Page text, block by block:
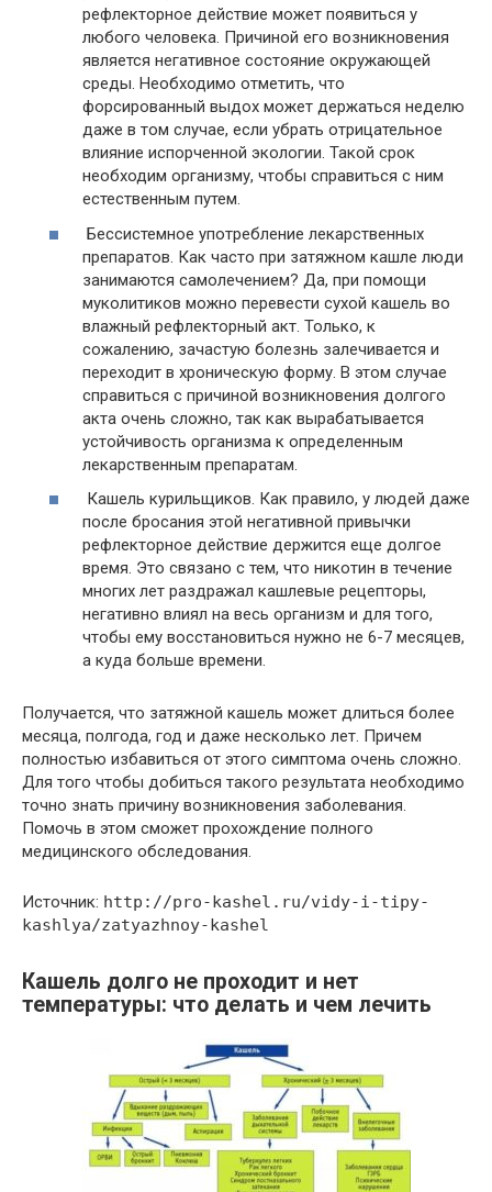
рефлекторное действие может появиться у
любого человека. Причиной его возникновения
является негативное состояние окружающей
среды. Необходимо отметить, что
форсированный выдох может держаться неделю
даже в том случае, если убрать отрицательное
влияние испорченной экологии. Такой срок
необходим организму, чтобы справиться с ним
естественным путем.
Бессистемное употребление лекарственных
препаратов. Как часто при затяжном кашле люди
занимаются самолечением? Да, при помощи
муколитиков можно перевести сухой кашель во
влажный рефлекторный акт. Только, к
сожалению, зачастую болезнь залечивается и
переходит в хроническую форму. В этом случае
справиться с причиной возникновения долгого
акта очень сложно, так как вырабатывается
устойчивость организма к определенным
лекарственным препаратам.
Кашель курильщиков. Как правило, у людей даже
после бросания этой негативной привычки
рефлекторное действие держится еще долгое
время. Это связано с тем, что никотин в течение
многих лет раздражал кашлевые рецепторы,
негативно влиял на весь организм и для того,
чтобы ему восстановиться нужно не 6-7 месяцев,
а куда больше времени.
Получается, что затяжной кашель может длиться более
месяца, полгода, год и даже несколько лет. Причем
полностью избавиться от этого симптома очень сложно.
Для того чтобы добиться такого результата необходимо
точно знать причину возникновения заболевания.
Помочь в этом сможет прохождение полного
медицинского обследования.
Источник: http://pro-kashel.ru/vidy-i-tipy-
kashlya/zatyazhnoy-kashel
Кашель долго не проходит и нет
температуры: что делать и чем лечить